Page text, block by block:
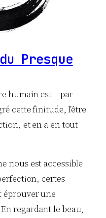
Presque
humain est – par
cette finitude, l’être
et en a en tout
nous est accessible
certes
éprouver une
regardant le beau,